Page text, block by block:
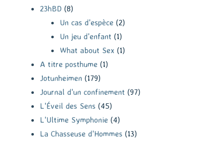
23hBD (8)
Un cas d'espèce (2)
Un jeu d'enfant (1)
What about Sex (1)
A titre posthume (1)
Jotunheimen (179)
Journal d'un confinement (97)
L'Éveil des Sens (45)
L'Ultime Symphonie (4)
La Chasseuse d'Hommes (13)